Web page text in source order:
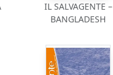
IL SALVAGENTE –
BANGLADESH